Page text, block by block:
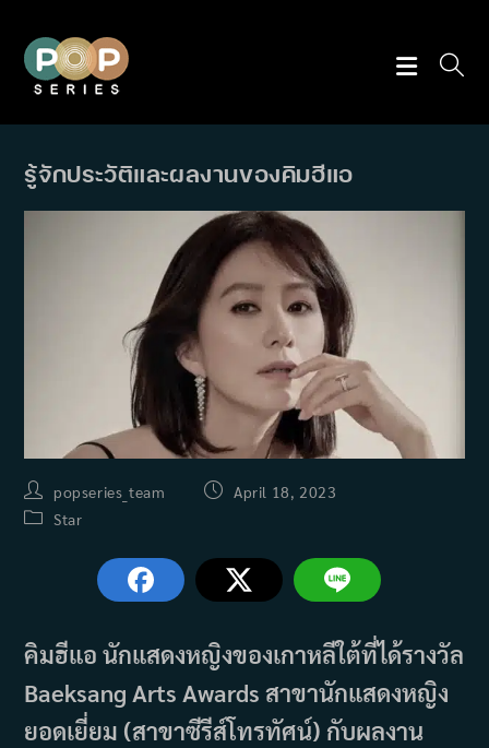
content
รู้จักประวัติและผลงานของคิมฮีแอ
Post
author:
popseries_team
PostApril 18, 2023
PostStar
คิมฮีแอ นักแสดงหญิงของเกาหลีใต้ที่ได้รางวัล
Baeksang Arts Awards สาขานักแสดงหญิง
ยอดเยี่ยม (สาขาซีรีส์โทรทัศน์) กับผลงาน